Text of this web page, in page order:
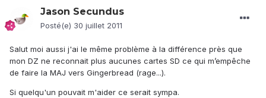
Jason Secundus
Posté(e) 30 juillet 2011
Salut moi aussi j'ai le même problème à la différence près que
mon DZ ne reconnait plus aucunes cartes SD ce qui m’empêche
de faire la MAJ vers Gingerbread (rage...).
Si quelqu'un pouvait m'aider ce serait sympa.